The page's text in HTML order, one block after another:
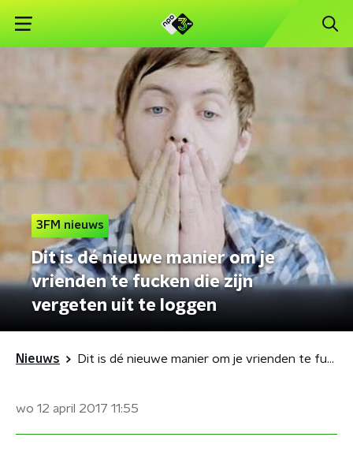
3FM nieuws
Dit is dé nieuwe manier om je
vrienden te fucken die zijn
vergeten uit te loggen
Nieuws Dit is dé nieuwe manier om je vrienden te fucken die zijn vergeten uit te loggen
wo 12 april 2017 11:55